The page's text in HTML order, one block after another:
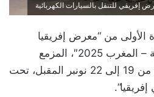
إفريقي للتنقل بالسيارات الكهربائية
الأولى من “معرض إفريقيا
للتنقل بالسيارات الكهربائية – المغرب 2025″، المزمع
تنظيمه في الفترة الممتدة من 19 إلى 22 نونبر المقبل، تحت